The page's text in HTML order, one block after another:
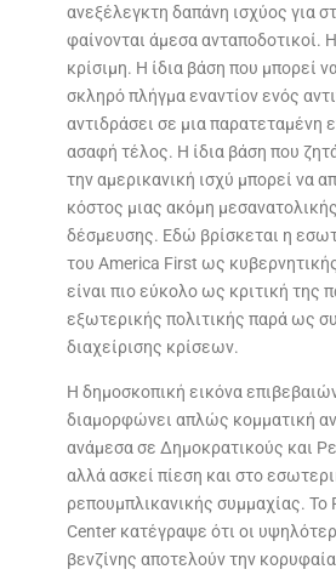
ανεξέλεγκτη δαπάνη ισχύος για
φαίνονται άμεσα ανταποδοτικοί. Η
κρίσιμη. Η ίδια βάση που μπορεί
σκληρό πλήγμα εναντίον ενός
αντιδράσει σε μια παρατεταμένη
ασαφή τέλος. Η ίδια βάση που
την αμερικανική ισχύ μπορεί να
κόστος μιας ακόμη
δέσμευσης. Εδώ βρίσκεται η
του America First ως
είναι πιο εύκολο ως κριτική της
εξωτερικής πολιτικής παρά ως
διαχείρισης κρίσεων.
Η δημοσκοπική εικόνα
διαμορφώνει απλώς κομματική
ανάμεσα σε Δημοκρατικούς και
αλλά ασκεί πίεση και στο
ρεπουμπλικανικής συμμαχίας. Το
Center κατέγραψε ότι οι
βενζίνης αποτελούν την